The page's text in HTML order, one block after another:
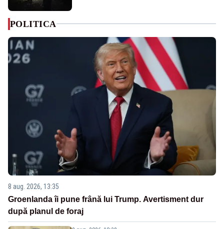
POLITICA
8 aug. 2026, 13:35
Groenlanda îi pune frână lui Trump. Avertisment dur
după planul de foraj